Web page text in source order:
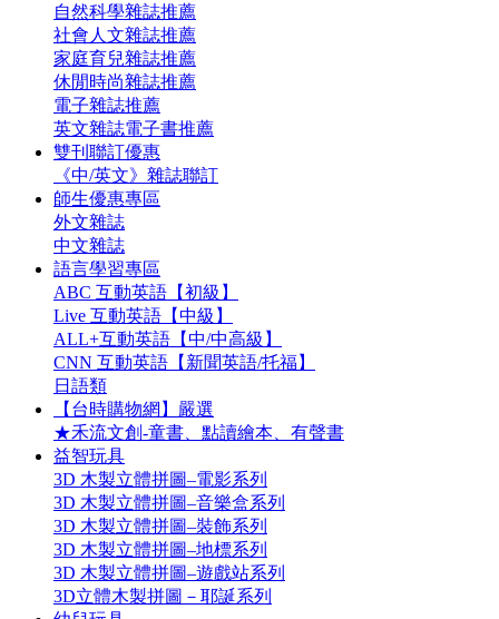
自然科學雜誌推薦
社會人文雜誌推薦
家庭育兒雜誌推薦
休閒時尚雜誌推薦
電子雜誌推薦
英文雜誌電子書推薦
雙刊聯訂優惠
《中/英文》雜誌聯訂
師生優惠專區
外文雜誌
中文雜誌
語言學習專區
ABC 互動英語【初級】
Live 互動英語【中級】
ALL+互動英語【中/中高級】
CNN 互動英語【新聞英語/托福】
日語類
【台時購物網】嚴選
★禾流文創-童書、點讀繪本、有聲書
益智玩具
3D 木製立體拼圖–電影系列
3D 木製立體拼圖–音樂盒系列
3D 木製立體拼圖–裝飾系列
3D 木製立體拼圖–地標系列
3D 木製立體拼圖–遊戲站系列
3D立體木製拼圖－耶誕系列